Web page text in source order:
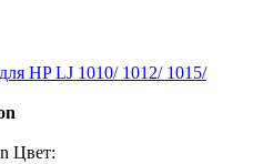
HP LJ 1010/ 1012/ 1015/
Цвет: